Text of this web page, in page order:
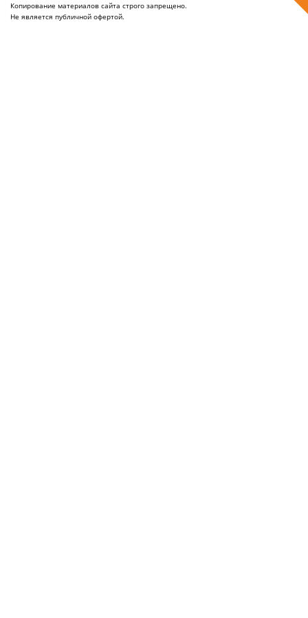
Копирование материалов сайта строго запрещено.
Не является публичной офертой.